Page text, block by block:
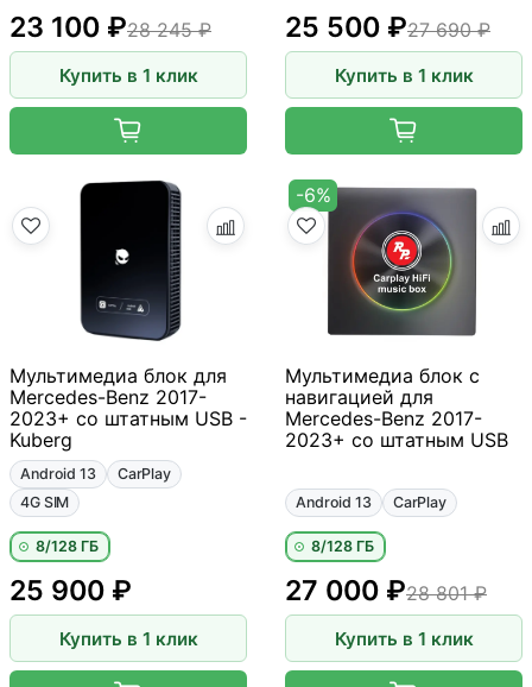
28 245 ₽
23 100 ₽
Купить в 1 клик
27 690 ₽
25 500 ₽
Купить в 1 клик
Мультимедиа блок для
Mercedes-Benz 2017-
2023+ со штатным USB -
Kuberg
Android 13
CarPlay
4G SIM
8/128 ГБ
25 900 ₽
Купить в 1 клик
-6%
Мультимедиа блок с
навигацией для
Mercedes-Benz 2017-
2023+ со штатным USB
Android 13 CarPlay
8/128 ГБ
28 801 ₽
27 000 ₽
Купить в 1 клик